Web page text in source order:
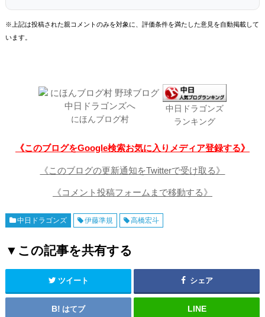
※上記は投稿された親コメントのみを対象に、評価条件を満たした意見を自動掲載して
います。
にほんブログ村
中日ドラゴンズ
ランキング
《このブログをGoogle検索お気に入りメディア登録する》
《このブログの更新通知をTwitterで受け取る》
《コメント投稿フォームまで移動する》
中日ドラゴンズ 伊藤準規 高橋宏斗
▼この記事を共有する
ツイート シェア
はてブ